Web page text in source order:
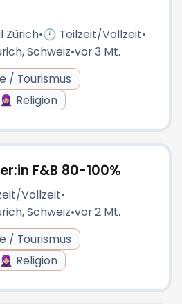
Zürich•🕗 Teilzeit/Vollzeit•
Schweiz•vor 3 Mt.
/ Tourismus
🧕🏼 Religion
F&B 80-100%
Vollzeit•
Schweiz•vor 2 Mt.
/ Tourismus
🧕🏼 Religion